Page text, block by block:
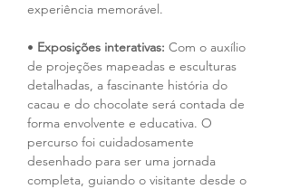
experiência memorável.
• Exposições interativas: Com o auxílio
de projeções mapeadas e esculturas
detalhadas, a fascinante história do
cacau e do chocolate será contada de
forma envolvente e educativa. O
percurso foi cuidadosamente
desenhado para ser uma jornada
completa, guiando o visitante desde o